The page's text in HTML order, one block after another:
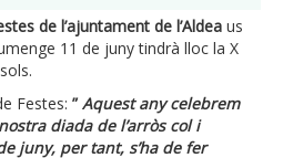
de l’ajuntament de l’Aldea us
11 de juny tindrà lloc la X
Festes: ” Aquest any celebrem
diada de l’arròs col i
juny, per tant, s’ha de fer